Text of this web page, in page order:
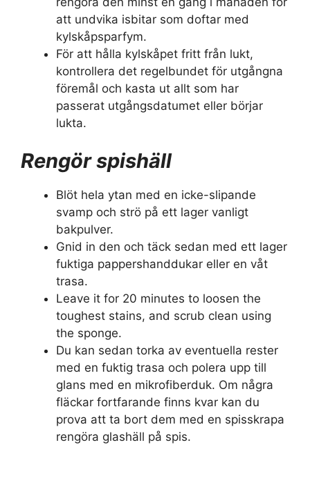
att undvika isbitar som doftar med
kylskåpsparfym.
För att hålla kylskåpet fritt från lukt,
kontrollera det regelbundet för utgångna
föremål och kasta ut allt som har
passerat utgångsdatumet eller börjar
lukta.
Rengör spishäll
Blöt hela ytan med en icke-slipande
svamp och strö på ett lager vanligt
bakpulver.
Gnid in den och täck sedan med ett lager
fuktiga pappershanddukar eller en våt
trasa.
Leave it for 20 minutes to loosen the
toughest stains, and scrub clean using
the sponge.
Du kan sedan torka av eventuella rester
med en fuktig trasa och polera upp till
glans med en mikrofiberduk. Om några
fläckar fortfarande finns kvar kan du
prova att ta bort dem med en spisskrapa
rengöra glashäll på spis.